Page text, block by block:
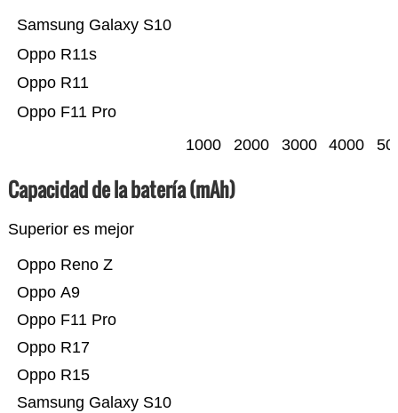
Oppo F11 Pro
Oppo R11
Oppo R11s
Samsung Galaxy S10
1000 2000 3000 4000
Capacidad de la batería (mAh)
Superior es mejor
Samsung Galaxy S10
Oppo R15
Oppo R17
Oppo F11 Pro
Oppo A9
Oppo Reno Z